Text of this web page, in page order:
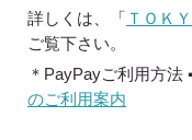
詳しくは、「 ＴＯＫ
ご覧下さい。
＊PayPayご利用方法
のご利用案内